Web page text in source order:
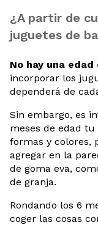
¿A partir de
juguetes de
No hay una
incorporar los
dependerá de
Sin embargo, es
meses de edad
formas y colores,
agregar en la
de goma eva,
de granja.
Rondando los 6
coger las cosas